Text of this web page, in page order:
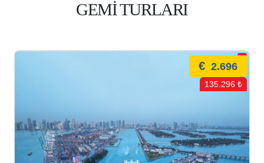
GEMİ TURLARI
€ 2.696
135.296 ₺